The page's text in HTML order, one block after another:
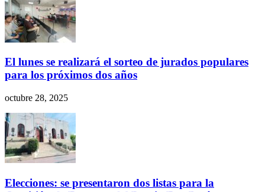
El lunes se realizará el sorteo de jurados populares
para los próximos dos años
octubre 28, 2025
Elecciones: se presentaron dos listas para la